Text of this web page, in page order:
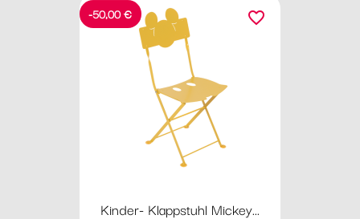
Kinder- Klappstuhl Mickey...
-50,00 € favorite_border